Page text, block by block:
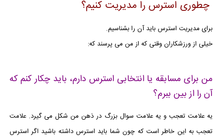
چطوری استرس را مدیریت کنیم؟
برای مدیریت استرس باید آن را بشناسیم.
خیلی از ورزشکاران وقتی که از من می پرسند که:
من برای مسابقه یا انتخابی استرس دارم، باید چکار کنم که
آن را از بین ببرم؟
یه علامت تعجب و یه علامت سوال بزرگ در ذهن من شکل می گیرد. علامت
تعجب به این خاطر است که چون شما باید استرس داشته باشید اگر استرس